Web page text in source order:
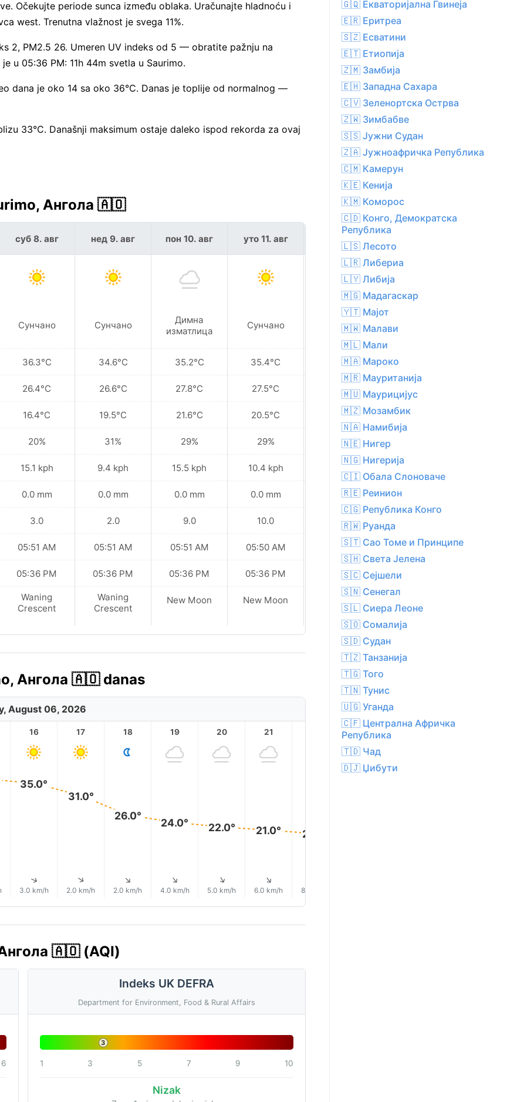
Očekujte periode sunca između oblaka. Uračunajte hladnoću i
west. Trenutna vlažnost je svega 11%.
2, PM2.5 26. Umeren UV indeks od 5 — obratite pažnju na
u 05:36 PM: 11h 44m svetla u Saurimo.
dana je oko 14 sa oko 36°C. Danas je toplije od normalnog —
33°C. Današnji maksimum ostaje daleko ispod rekorda za ovaj
Ангола 🇦🇴
суб 8. авг
Сунчано
36.3°C
26.4°C
16.4°C
20%
15.1 kph
0.0 mm
3.0
05:51 AM
05:36 PM
Waning
Crescent
нед 9. авг
Сунчано
34.6°C
26.6°C
19.5°C
31%
9.4 kph
0.0 mm
2.0
05:51 AM
05:36 PM
Waning
Crescent
пон 10. авг
Димна
изматлица
35.2°C
27.8°C
21.6°C
29%
15.5 kph
0.0 mm
9.0
05:51 AM
05:36 PM
New Moon
уто 11. авг
Сунчано
35.4°C
27.5°C
20.5°C
29%
10.4 kph
0.0 mm
10.0
05:50 AM
05:36 PM
New Moon
сре 12. авг
Сунчано
33.1°C
26.9°C
20.2°C
35%
10.8 kph
0.0 mm
9.0
05:50 AM
05:36 PM
Ангола 🇦🇴 danas
August 06, 2026
16
35.0°
↑
3.0 km/h
17
31.0°
↑
2.0 km/h
18
26.0°
↑
2.0 km/h
19
24.0°
↑
4.0 km/h
20
22.0°
↑
5.0 km/h
21
21.0°
↑
6.0 km/h
20.0°
8.0 km/h
23
🇦🇴 (AQI)
6
Indeks UK DEFRA
Department for Environment, Food & Rural Affairs
3
1 3 5 7 9 10
Nizak
🇬🇶 Екваторијална Гвинеја
🇪🇷 Еритреа
🇸🇿 Есватини
🇪🇹 Етиопија
🇿🇲 Замбија
🇪🇭 Западна Сахара
🇨🇻 Зеленортска Острва
🇿🇼 Зимбабве
🇸🇸 Јужни Судан
🇿🇦 Јужноафричка Република
🇨🇲 Камерун
🇰🇪 Кенија
🇰🇲 Коморос
🇨🇩 Конго, Демократска
Република
🇱🇸 Лесото
🇱🇷 Либериа
🇱🇾 Либија
🇲🇬 Мадагаскар
🇾🇹 Мајот
🇲🇼 Малави
🇲🇱 Мали
🇲🇦 Мароко
🇲🇷 Мауританија
🇲🇺 Маурицијус
🇲🇿 Мозамбик
🇳🇦 Намибија
🇳🇪 Нигер
🇳🇬 Нигерија
🇨🇮 Обала Слоноваче
🇷🇪 Реинион
🇨🇬 Република Конго
🇷🇼 Руанда
🇸🇹 Сао Томе и Принципе
🇸🇭 Света Јелена
🇸🇨 Сејшели
🇸🇳 Сенегал
🇸🇱 Сиера Леоне
🇸🇴 Сомалија
🇸🇩 Судан
🇹🇿 Танзанија
🇹🇬 Того
🇹🇳 Тунис
🇺🇬 Уганда
🇨🇫 Централна Афричка
Република
🇹🇩 Чад
🇩🇯 Џибути